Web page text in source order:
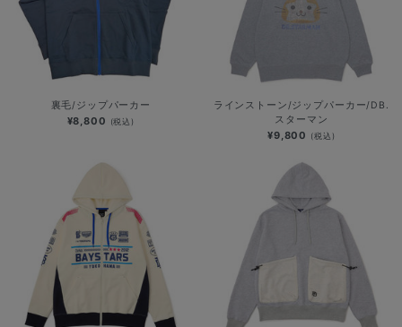
裏毛/ジップパーカー
¥8,800 (税込)
ラインストーン/ジップパーカー/DB.
スターマン
¥9,800 (税込)